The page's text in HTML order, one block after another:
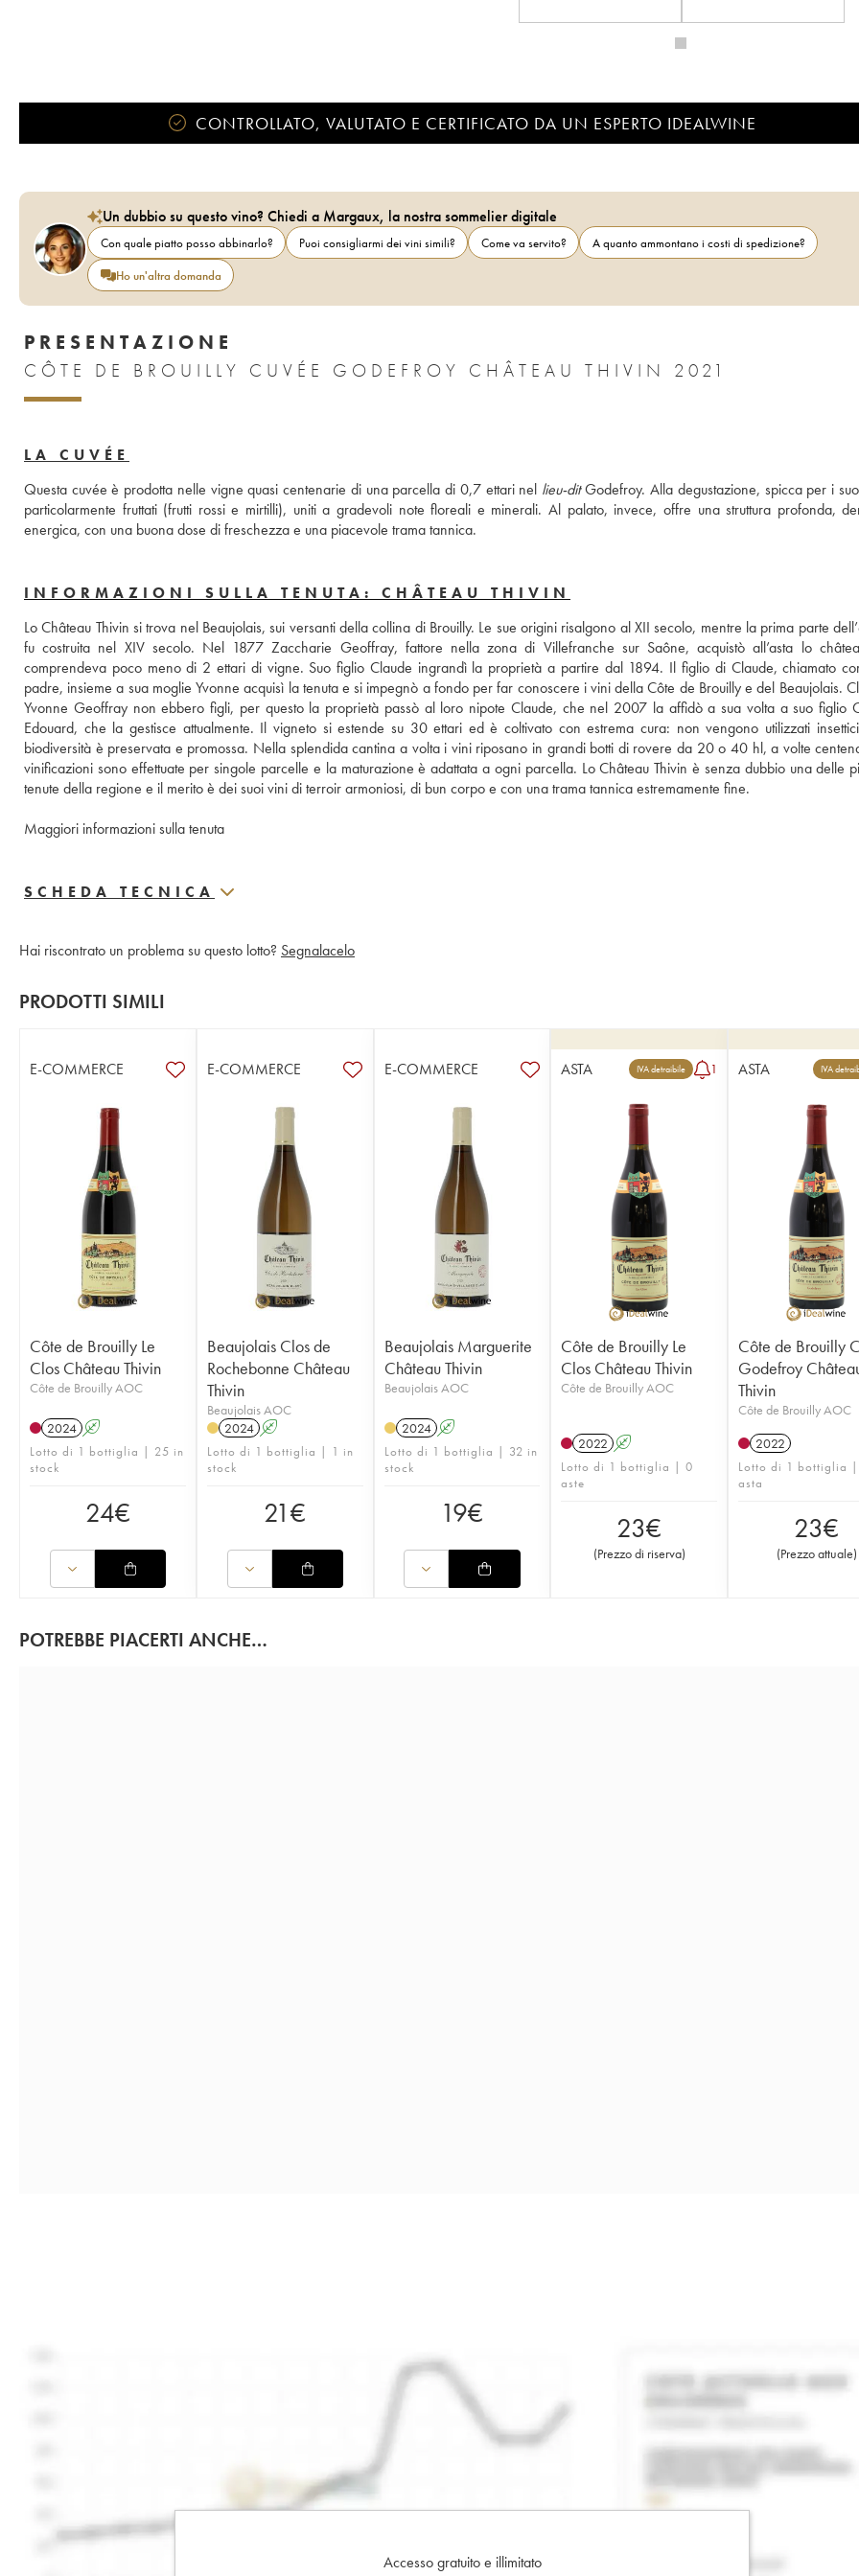
CONTROLLATO, VALUTATO E CERTIFICATO DA UN ESPERTO IDEALWINE
Un dubbio su questo vino? Chiedi a Margaux, la nostra sommelier digitale
Con quale piatto posso abbinarlo? Puoi consigliarmi dei vini simili? Come va servito?
A quanto ammontano i costi di spedizione?
Ho un'altra domanda
PRESENTAZIONE
CÔTE DE BROUILLY CUVÉE GODEFROY CHÂTEAU THIVIN 2021
LA CUVÉE
Questa cuvée è prodotta nelle vigne quasi centenarie di una parcella di 0,7 ettari nel lieu-dit Godefroy. Alla degustazione, spicca per i
particolarmente fruttati (frutti rossi e mirtilli), uniti a gradevoli note floreali e minerali. Al palato, invece, offre una struttura profonda,
energica, con una buona dose di freschezza e una piacevole trama tannica.
INFORMAZIONI SULLA TENUTA: CHÂTEAU THIVIN
Lo Château Thivin si trova nel Beaujolais, sui versanti della collina di Brouilly. Le sue origini risalgono al XII secolo, mentre la prima parte
fu costruita nel XIV secolo. Nel 1877 Zaccharie Geoffray, fattore nella zona di Villefranche sur Saône, acquistò all’asta lo
comprendeva poco meno di 2 ettari di vigne. Suo figlio Claude ingrandì la proprietà a partire dal 1894. Il figlio di Claude, chiamato
padre, insieme a sua moglie Yvonne acquisì la tenuta e si impegnò a fondo per far conoscere i vini della Côte de Brouilly e del Beaujolais.
Yvonne Geoffray non ebbero figli, per questo la proprietà passò al loro nipote Claude, che nel 2007 la affidò a sua volta a suo figlio
Edouard, che la gestisce attualmente. Il vigneto si estende su 30 ettari ed è coltivato con estrema cura: non vengono utilizzati
biodiversità è preservata e promossa. Nella splendida cantina a volta i vini riposano in grandi botti di rovere da 20 o 40 hl, a volte
vinificazioni sono effettuate per singole parcelle e la maturazione è adattata a ogni parcella. Lo Château Thivin è senza dubbio una delle
tenute della regione e il merito è dei suoi vini di terroir armoniosi, di bun corpo e con una trama tannica estremamente fine.
Maggiori informazioni sulla tenuta
SCHEDA TECNICA
Hai riscontrato un problema su questo lotto? Segnalacelo
PRODOTTI SIMILI
E-COMMERCE
Côte de Brouilly Le
Clos Château Thivin
Côte de Brouilly AOC
2024 A
Lotto di 1 bottiglia | 25 in
stock
24€
E-COMMERCE
Beaujolais Clos de
Rochebonne Château
Thivin
Beaujolais AOC
2024 A
Lotto di 1 bottiglia | 1 in
stock
21€
E-COMMERCE
Beaujolais Marguerite
Château Thivin
Beaujolais AOC
2024 A
Lotto di 1 bottiglia | 32 in
stock
19€
ASTA IVA detraibile 1
Côte de Brouilly Le
Clos Château Thivin
Côte de Brouilly AOC
2022 A
Lotto di 1 bottiglia | 0
aste
23€
(Prezzo di riserva)
ASTA IVA
Côte de Brouilly
Godefroy
Thivin
Côte de Brouilly AOC
2022
Lotto di 1 bottiglia |
asta
23€
(Prezzo attuale)
POTREBBE PIACERTI ANCHE…
Accesso gratuito e illimitato